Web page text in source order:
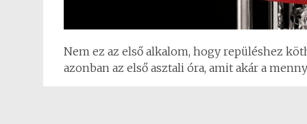
Nem ez az első alkalom, hogy repüléshez
azonban az első asztali óra, amit akár a